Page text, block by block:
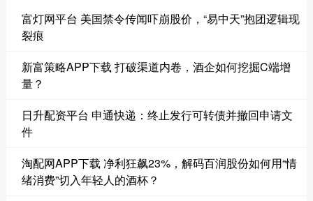
富灯网平台 美国禁令传闻吓崩股价，“易中天”抱团逻辑现
裂痕
新富策略APP下载 打破渠道内卷，酒企如何挖掘C端增
量？
日升配资平台 申通快递：终止发行可转债并撤回申请文
件
淘配网APP下载 净利狂飙23%，解码百润股份如何用“情
绪消费”切入年轻人的酒杯？